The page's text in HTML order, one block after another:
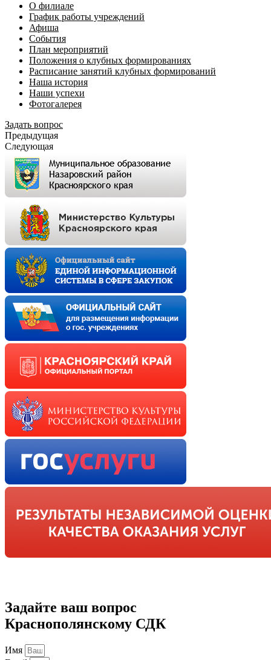
О филиале
График работы учреждений
Афиша
События
План мероприятий
Положения о клубных формированиях
Расписание занятий клубных формирований
Наша история
Наши успехи
Фотогалерея
Задать вопрос
Предыдущая
Следующая
Задайте ваш вопрос
Краснополянскому СДК
Имя